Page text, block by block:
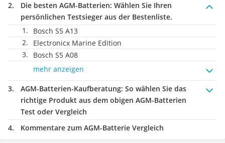
Die besten AGM-Batterien: Wählen Sie Ihren
persönlichen Testsieger aus der Bestenliste.
Bosch S5 A13
Electronicx Marine Edition
Bosch S5 A08
mehr anzeigen
AGM-Batterien-Kaufberatung: So wählen Sie das
richtige Produkt aus dem obigen AGM-Batterien
Test oder Vergleich
Kommentare zum AGM-Batterie Vergleich